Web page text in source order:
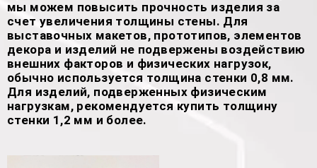
мы можем повысить прочность изделия за
счет увеличения толщины стены. Для
выставочных макетов, прототипов, элементов
декора и изделий не подвержены воздействию
внешних факторов и физических нагрузок,
обычно используется толщина стенки 0,8 мм.
Для изделий, подверженных физическим
нагрузкам, рекомендуется купить толщину
стенки 1,2 мм и более.